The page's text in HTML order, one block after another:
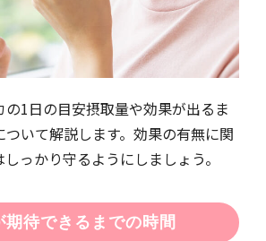
の1日の目安摂取量や効果が出るま
いて解説します。効果の有無に関
っかり守るようにしましょう。
期待できるまでの時間